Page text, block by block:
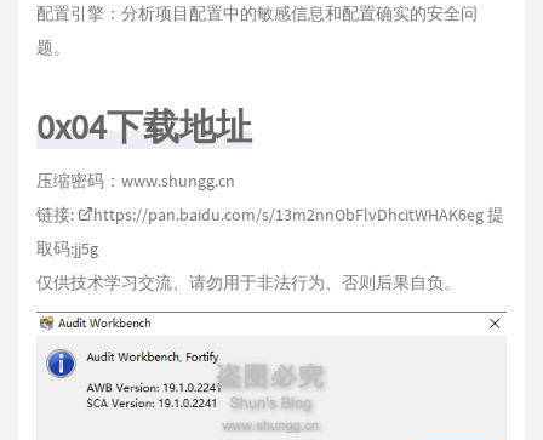
配置引擎：分析项目配置中的敏感信息和配置确实的安全问
题。
0x04下载地址
压缩密码：www.shungg.cn
链接:
https://pan.baidu.com/s/13m2nnObFlvDhcitWHAK6eg提
取码:jj5g
仅供技术学习交流、请勿用于非法行为、否则后果自负。